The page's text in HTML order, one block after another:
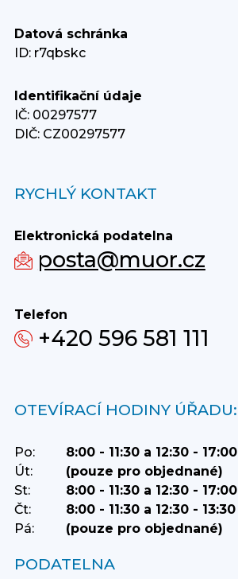
Datová schránka
ID: r7qbskc
Identifikační údaje
IČ: 00297577
DIČ: CZ00297577
RYCHLÝ KONTAKT
Elektronická podatelna
posta@muor.cz
Telefon
+420 596 581 111
OTEVÍRACÍ HODINY ÚŘADU:
Po:
8:00 - 11:30 a 12:30 - 17:00
Út:
(pouze pro objednané)
St:
8:00 - 11:30 a 12:30 - 17:00
Čt:
8:00 - 11:30 a 12:30 - 13:30
Pá:
(pouze pro objednané)
PODATELNA